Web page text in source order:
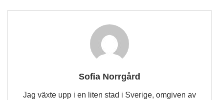
Sofia Norrgård
Jag växte upp i en liten stad i Sverige, omgiven av